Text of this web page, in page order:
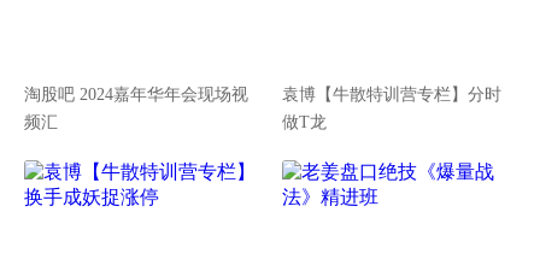
淘股吧 2024嘉年华年会现场视
频汇
袁博【牛散特训营专栏】分时
做T龙